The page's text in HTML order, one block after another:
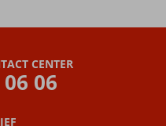
CENTER
06